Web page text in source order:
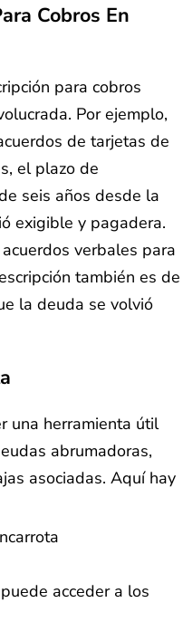
Cobros En
para cobros
Por ejemplo,
de tarjetas de
el plazo de
seis años desde la
exigible y pagadera.
verbales para
también es de
la deuda se volvió
una herramienta útil
abrumadoras,
asociadas. Aquí hay
acceder a los